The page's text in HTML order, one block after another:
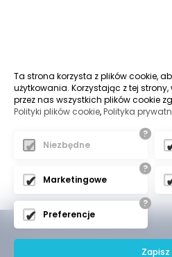
(C) 2018 Cr-iluminacje -
Ta strona korzysta z plików cookie,
użytkowania. Korzystając z tej
przez nas wszystkich plików cookie
Polityki plików cookie,Polityka
?
Niezbędne
?
Marketingowe
?
Preferencje
Zapisz